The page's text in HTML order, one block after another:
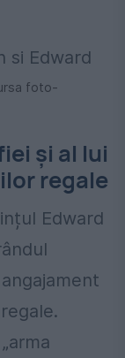
foto-
și al lui
regale
Edward